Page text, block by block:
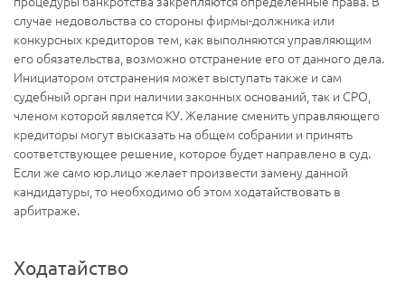
случае недовольства со стороны фирмы-должника или
конкурсных кредиторов тем, как выполняются управляющим
его обязательства, возможно отстранение его от данного дела.
Инициатором отстранения может выступать также и сам
судебный орган при наличии законных оснований, так и СРО,
членом которой является КУ. Желание сменить управляющего
кредиторы могут высказать на общем собрании и принять
соответствующее решение, которое будет направлено в суд.
Если же само юр.лицо желает произвести замену данной
кандидатуры, то необходимо об этом ходатайствовать в
арбитраже.
Ходатайство